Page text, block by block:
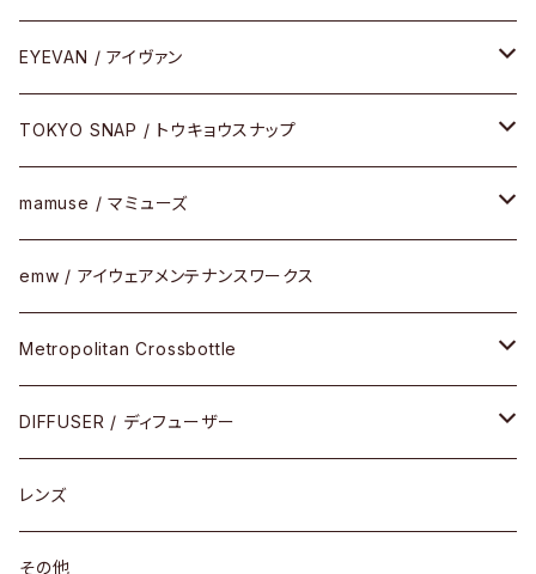
Latch(ラッチ)
修理
小物
その他
サングラス
その他
セルフレーム
メタルフレーム
コンビフレーム
EYEVAN / アイヴァン
メガネ
サングラス
その他
TOKYO SNAP / トウキョウスナップ
セルフレーム
メタルフレーム
コンビネーション
mamuse / マミューズ
セル
メタル
コンビ
emw / アイウェアメンテナンスワークス
Metropolitan Crossbottle
30cm×30cm
18cm×13cm
DIFFUSER / ディフューザー
グラスコード
メガネケース
レンズ
その他